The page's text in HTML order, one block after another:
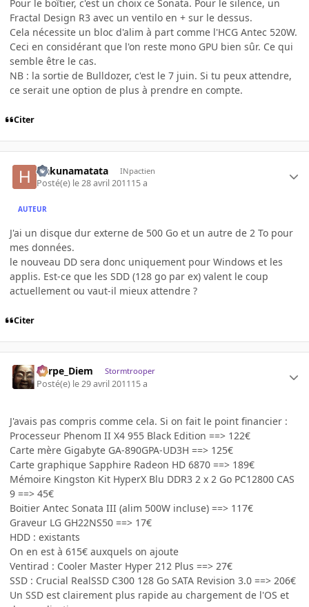
Pour le boîtier, c'est un choix ce Sonata. Pour le silence, un
Fractal Design R3 avec un ventilo en + sur le dessus.
Cela nécessite un bloc d'alim à part comme l'HCG Antec 520W.
Ceci en considérant que l'on reste mono GPU bien sûr. Ce qui
semble être le cas.
NB : la sortie de Bulldozer, c'est le 7 juin. Si tu peux attendre,
ce serait une option de plus à prendre en compte.
Citer
Hakunamatata INpactien
Posté(e) le 28 avril 201115 a
AUTEUR
J'ai un disque dur externe de 500 Go et un autre de 2 To pour
mes données.
le nouveau DD sera donc uniquement pour Windows et les
applis. Est-ce que les SDD (128 go par ex) valent le coup
actuellement ou vaut-il mieux attendre ?
Citer
Carpe_Diem Stormtrooper
Posté(e) le 29 avril 201115 a
J'avais pas compris comme cela. Si on fait le point financier :
Processeur Phenom II X4 955 Black Edition ==> 122€
Carte mère Gigabyte GA-890GPA-UD3H ==> 125€
Carte graphique Sapphire Radeon HD 6870 ==> 189€
Mémoire Kingston Kit HyperX Blu DDR3 2 x 2 Go PC12800 CAS
9 ==> 45€
Boitier Antec Sonata III (alim 500W incluse) ==> 117€
Graveur LG GH22NS50 ==> 17€
HDD : existants
On en est à 615€ auxquels on ajoute
Ventirad : Cooler Master Hyper 212 Plus ==> 27€
SSD : Crucial RealSSD C300 128 Go SATA Revision 3.0 ==> 206€
Un SSD est clairement plus rapide au chargement de l'OS et